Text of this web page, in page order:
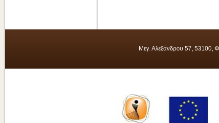
Μεγ. Αλεξάνδρου 57, 53100,